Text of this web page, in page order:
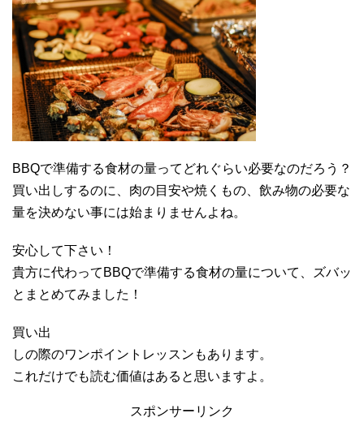
BBQで準備する食材の量ってどれぐらい必要なのだろう？
買い出しするのに、肉の目安や焼くもの、飲み物の必要な
量を決めない事には始まりませんよね。
安心して下さい！
貴方に代わってBBQで準備する食材の量について、ズバッ
とまとめてみました！
買い出
しの際のワンポイントレッスンもあります。
これだけでも読む価値はあると思いますよ。
スポンサーリンク